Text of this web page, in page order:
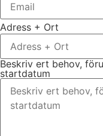
Adress + Ort
Beskriv ert behov,
startdatum